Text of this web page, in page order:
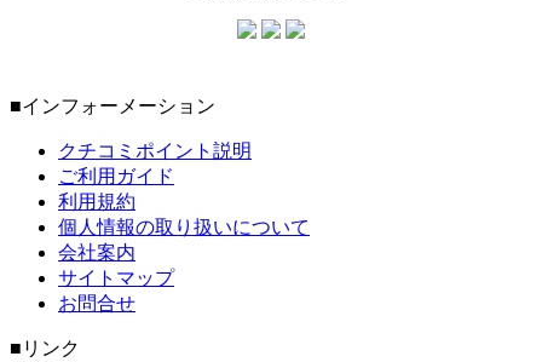
■インフォーメーション
クチコミポイント説明
ご利用ガイド
利用規約
個人情報の取り扱いについて
会社案内
サイトマップ
お問合せ
■リンク